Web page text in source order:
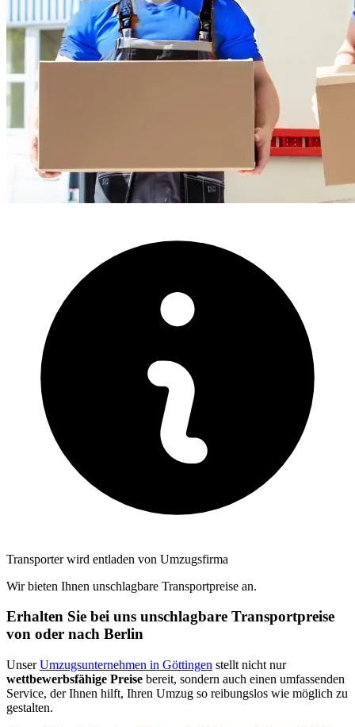
Transporter wird entladen von Umzugsfirma
Wir bieten Ihnen unschlagbare Transportpreise an.
Erhalten Sie bei uns unschlagbare Transportpreise
von oder nach Berlin
UnserUmzugsunternehmen in Göttingen stellt nicht nur
wettbewerbsfähige Preise bereit, sondern auch einen umfassenden
Service, der Ihnen hilft, Ihren Umzug so reibungslos wie möglich zu
gestalten.